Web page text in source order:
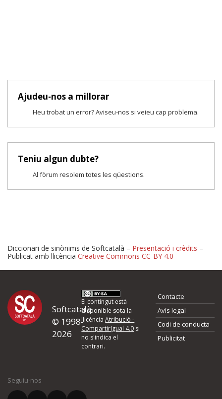
Ajudeu-nos a millorar
Heu trobat un error? Aviseu-nos si veieu cap problema.
Teniu algun dubte?
Al fòrum resolem totes les qüestions.
Proposeu-nos millores o
d'errors
Si heu trobat un error o voleu proposar alguna millora, ompliu els
quina és la millora que proposeu o l'error del qual voleu informar-
Diccionari de sinònims de Softcatalà – Presentació i crèdits –
Publicat amb llicència Creative Commons CC-BY 4.0
Softcatalà
© 1998-
2026
El contingut està
disponible sota la
llicènciaAtribució -
CompartirIgual 4.0 si
no s'indica el
contrari.
Contacte
Avís legal
Codi de conducta
Publicitat
Seguiu-nos